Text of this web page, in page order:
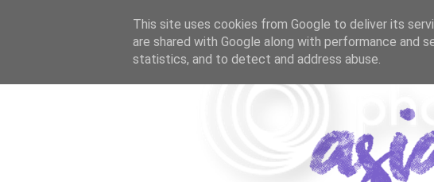
This site uses cookies from Google to deliver its
are shared with Google along with performance and
statistics, and to detect and address abuse.